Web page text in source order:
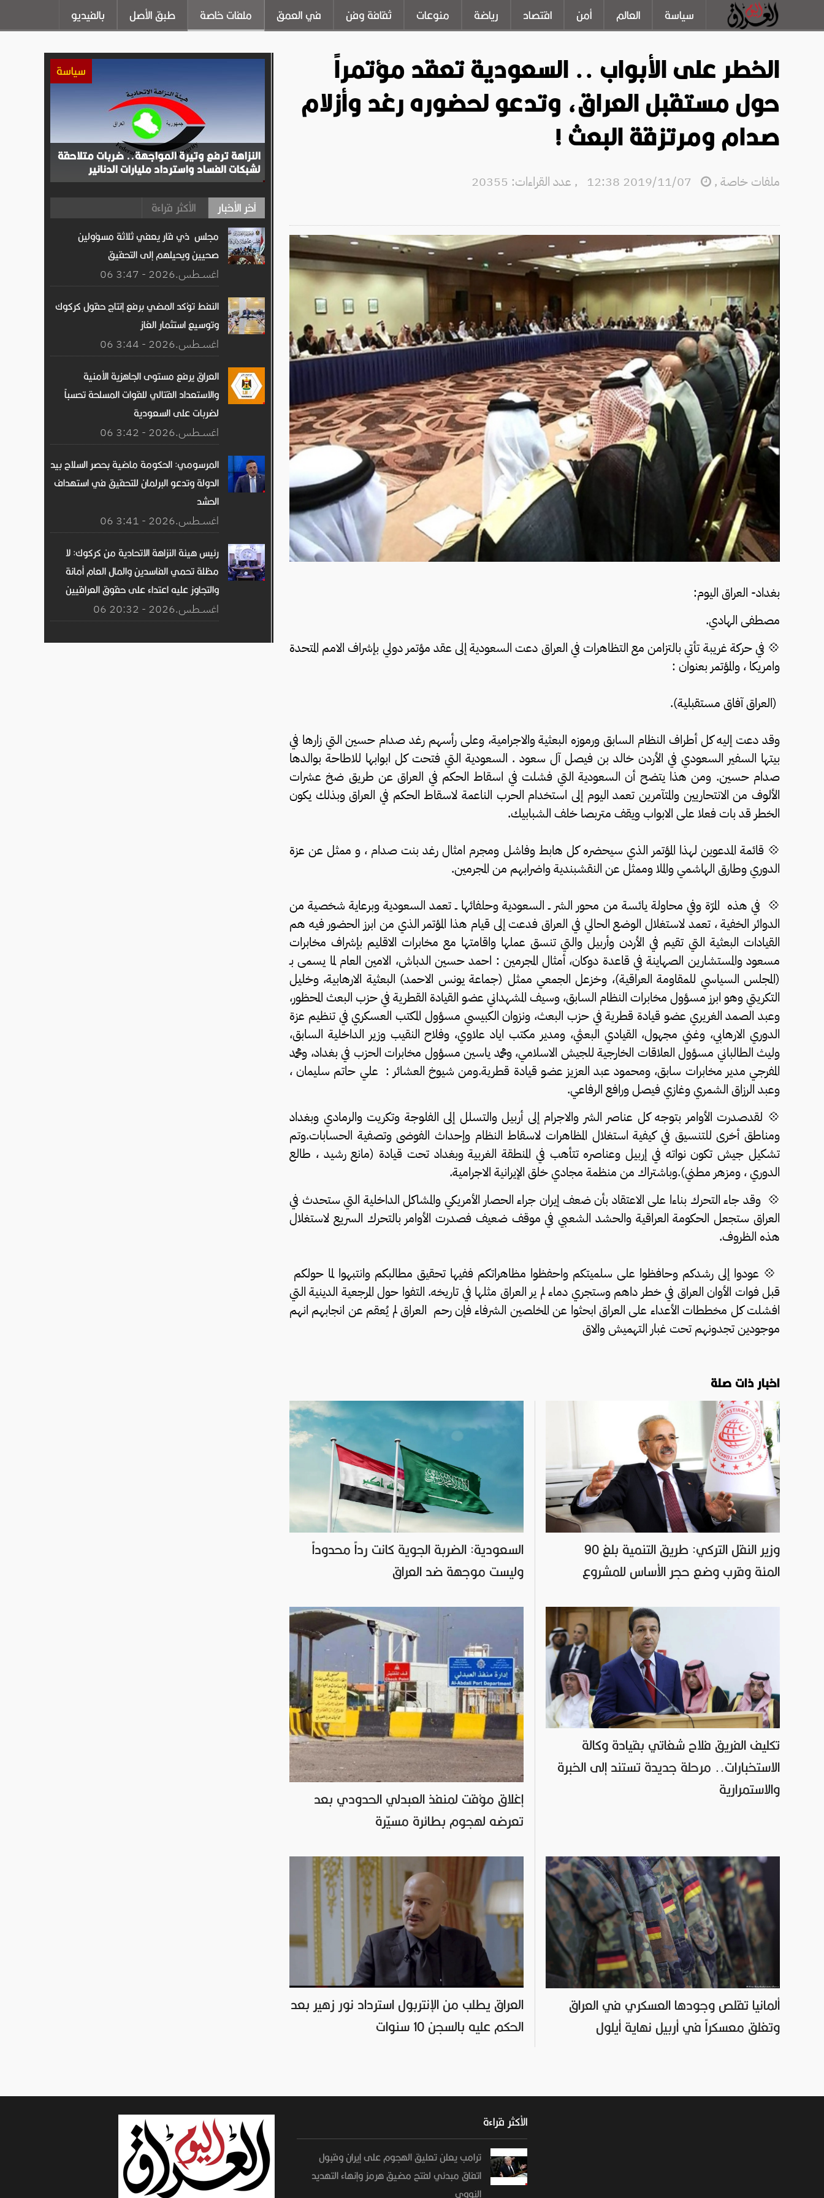
سياسة العالم أمن اقتصاد رياضة منوعات ثقافة وفن في العمق ملفات خاصة طبق الأصل بالفيديو
الخطر على الأبواب .. السعودية تعقد مؤتمراً
حول مستقبل العراق، وتدعو لحضوره رغد وأزلام
صدام ومرتزقة البعث !
ملفات خاصة ,
, عدد القراءات: 20355
بغداد- العراق اليوم:
مصطفى الهادي.
💠 في حركة غريبة تأتي بالتزامن مع التظاهرات في العراق دعت السعودية إلى عقد مؤتمر دولي بإشراف الامم المتحدة
وامريكا ، والمؤتمر بعنوان :
(العراق آفاق مستقبلية).
وقد دعت إليه كل أطراف النظام السابق ورموزه البعثية والاجرامية، وعلى رأسهم رغد صدام حسين التي زارها في
بيتها السفير السعودي في الأردن خالد بن فيصل آل سعود . السعودية التي فتحت كل ابوابها للاطاحة بوالدها
صدام حسين. ومن هذا يتضح أن السعودية التي فشلت في اسقاط الحكم في العراق عن طريق ضخ عشرات
الألوف من الانتحاريين والمتآمرين تعمد اليوم إلى استخدام الحرب الناعمة لاسقاط الحكم في العراق وبذلك يكون
الخطر قد بات فعلا على الابواب ويقف متربصا خلف الشبابيك.
💠 قائمة المدعوين لهذا المؤتمر الذي سيحضره كل هابط وفاشل ومجرم امثال رغد بنت صدام ، و ممثل عن عزة
الدوري وطارق الهاشمي والملا وممثل عن النقشبندية واضرابهم من المجرمين.
💠 في هذه المرّة وفي محاولة يائسة من محور الشر ــ السعودية وحلفائها ــ تعمد السعودية وبرعاية شخصية من
الدوائر الخفية ، تعمد لاستغلال الوضع الحالي في العراق فدعت إلى قيام هذا المؤتمر الذي من ابرز الحضور فيه هم
القيادات البعثية التي تقيم في الأردن وأربيل والتي تنسق عملها واقامتها مع مخابرات الاقليم بإشراف مخابرات
مسعود والمستشارين الصهاينة في قاعدة دوكان، أمثال المجرمين : احمد حسين الدباش، الامين العام لما يسمى بـ
(المجلس السياسي للمقاومة العراقية)، وخزعل الجمعي ممثل (جماعة يونس الاحمد) البعثية الارهابية، وخليل
التكريتي وهو ابرز مسؤول مخابرات النظام السابق، وسيف المشهداني عضو القيادة القطرية في حزب البعث المحظور،
وعبد الصمد الغريري عضو قيادة قطرية في حزب البعث، ونزوان الكبيسي مسؤول المكتب العسكري في تنظيم عزة
الدوري الارهابي، وغني مجهول، القيادي البعثي، ومدير مكتب اياد علاوي، وفلاح النقيب وزير الداخلية السابق،
وليث الطالباني مسؤول العلاقات الخارجية للجيش الاسلامي، ومحمد ياسين مسؤول مخابرات الحزب في بغداد، ومحمد
المفرجي مدير مخابرات سابق، ومحمود عبد العزيز عضو قيادة قطرية.ومن شيوخ العشائر : علي حاتم سليمان ،
وعبد الرزاق الشمري وغازي فيصل ورافع الرفاعي.
💠 لقدصدرت الأوامر بتوجه كل عناصر الشر والاجرام إلى أربيل والتسلل إلى الفلوجة وتكريت والرمادي وبغداد
ومناطق أخرى للتنسيق في كيفية استغلال المظاهرات لاسقاط النظام وإحداث الفوضى وتصفية الحسابات.وتم
تشكيل جيش تكون نواته في إربيل وعناصره تتأهب في المنطقة الغربية وبغداد تحت قيادة (مانع رشيد ، طالع
الدوري ، ومزهر مطني).وباشتراك من منظمة مجادي خلق الإيرانية الاجرامية.
💠 وقد جاء التحرك بناءا على الاعتقاد بأن ضعف إيران جراء الحصار الأمريكي والمشاكل الداخلية التي ستحدث في
العراق ستجعل الحكومة العراقية والحشد الشعبي في موقف ضعيف فصدرت الأوامر بالتحرك السريع لاستغلال
هذه الظروف.
💠 عودوا إلى رشدكم وحافظوا على سلميتكم واحفظوا مظاهراتكم ففيها تحقيق مطالبكم وانتبهوا لما حولكم
قبل فوات الأوان العراق في خطر داهم وستجري دماء لم ير العراق مثلها في تاريخه. التفوا حول المرجعية الدينية التي
افشلت كل مخططات الأعداء على العراق ابحثوا عن المخلصين الشرفاء فإن رحم العراق لم يُعقم عن انجابهم انهم
موجودين تجدونهم تحت غبار التهميش والاق
اخبار ذات صلة
السعودية: الضربة الجوية كانت رداً محدوداً
وليست موجهة ضد العراق
وزير النقل التركي: طريق التنمية بلغ 90
المئة وقرب وضع حجر الأساس للمشروع
إغلاق مؤقت لمنفذ العبدلي الحدودي بعد
تعرضه لهجوم بطائرة مسيّرة
تكليف الفريق فلاح شغاتي بقيادة وكالة
الاستخبارات.. مرحلة جديدة تستند إلى الخبرة
والاستمرارية
العراق يطلب من الإنتربول استرداد نور زهير بعد
الحكم عليه بالسجن 10 سنوات
ألمانيا تقلص وجودها العسكري في العراق
وتغلق معسكراً في أربيل نهاية أيلول
سياسة
النزاهة ترفع وتيرة المواجهة.. ضربات متلاحقة
لشبكات الفساد واسترداد مليارات الدنانير
آخر الأخبار الأكثر قراءة
مجلس ذي قار يعفي ثلاثة مسؤولين
صحيين ويحيلهم إلى التحقيق
06 اغســطس.2026 - 3:47
النفط تؤكد المضي برفع إنتاج حقول كركوك
وتوسيع استثمار الغاز
06 اغســطس.2026 - 3:44
العراق يرفع مستوى الجاهزية الأمنية
والاستعداد القتالي للقوات المسلحة تحسباً
لضربات على السعودية
06 اغســطس.2026 - 3:42
المرسومي: الحكومة ماضية بحصر السلاح بيد
الدولة وتدعو البرلمان للتحقيق في استهداف
الحشد
06 اغســطس.2026 - 3:41
رئيس هيئة النزاهة الاتحادية من كركوك: لا
مظلة تحمي الفاسدين والمال العام أمانة
والتجاوز عليه اعتداء على حقوق العراقيين
06 اغســطس.2026 - 20:32
الأكثر قراءة
ترامب يعلن تعليق الهجوم على إيران وقبول
اتفاق مبدئي لفتح مضيق هرمز وإنهاء التهديد
النووي